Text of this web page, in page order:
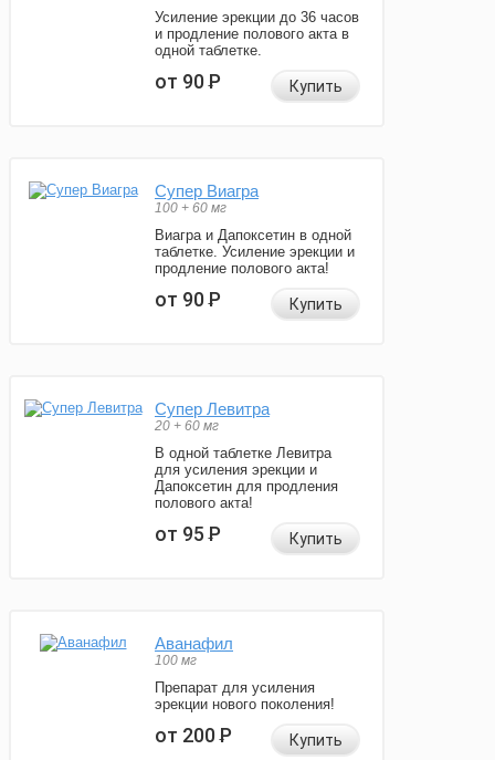
Усиление эрекции до 36 часов
и продление полового акта в
одной таблетке.
от 90Р Купить
Супер Виагра
100 + 60 мг
Виагра и Дапоксетин в одной
таблетке. Усиление эрекции и
продление полового акта!
от 90Р Купить
Супер Левитра
20 + 60 мг
В одной таблетке Левитра
для усиления эрекции и
Дапоксетин для продления
полового акта!
от 95Р Купить
Аванафил
100 мг
Препарат для усиления
эрекции нового поколения!
от 200Р Купить